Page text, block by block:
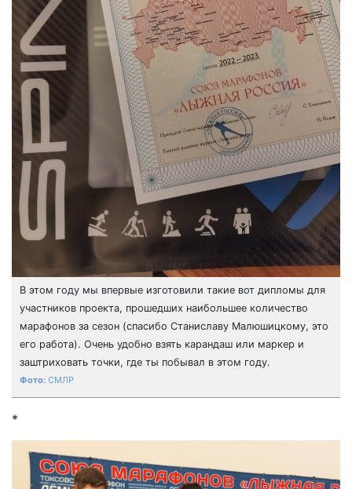
В этом году мы впервые изготовили такие вот дипломы для
участников проекта, прошедших наибольшее количество
марафонов за сезон (спасибо Станиславу Малюшицкому, это
его работа). Очень удобно взять карандаш или маркер и
заштриховать точки, где ты побывал в этом году.
СМЛР
*